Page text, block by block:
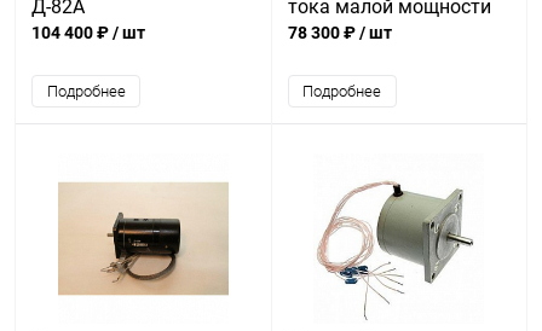
Д-82А
104 400 ₽/ шт
Подробнее
тока малой мощности
ДПР-42-Н2-02
78 300 ₽/ шт
Подробнее